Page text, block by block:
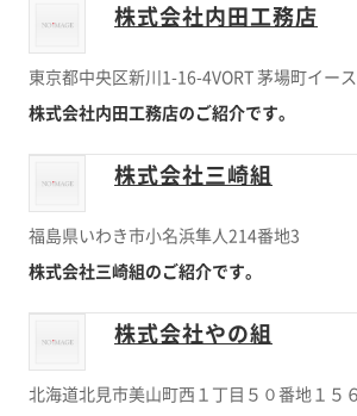
株式会社内田工務店
東京都中央区新川1-16-4VORT 茅場町イー
株式会社内田工務店のご紹介です。
株式会社三崎組
福島県いわき市小名浜隼人214番地3
株式会社三崎組のご紹介です。
株式会社やの組
北海道北見市美山町西１丁目５０番地１５６